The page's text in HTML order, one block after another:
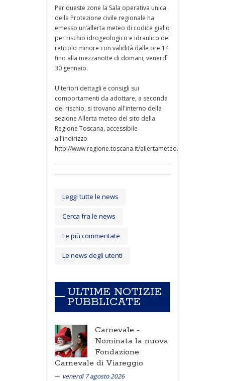
Per queste zone la Sala operativa unica
della Protezione civile regionale ha
emesso un’allerta meteo di codice giallo
per rischio idrogeologico e idraulico del
reticolo minore con validità dalle ore 14
fino alla mezzanotte di domani, venerdì
30 gennaio.
Ulteriori dettagli e consigli sui
comportamenti da adottare, a seconda
del rischio, si trovano all'interno della
sezione Allerta meteo del sito della
Regione Toscana, accessibile
all'indirizzo
http://www.regione.toscana.it/allertameteo.
Leggi tutte le news
Cerca fra le news
Le più commentate
Le news degli utenti
ULTIME NOTIZIE
PUBBLICATE
Carnevale -
Nominata la nuova
Fondazione
Carnevale di Viareggio
venerdì 7 agosto 2026